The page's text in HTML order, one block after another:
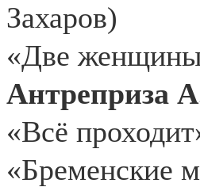
Захаров)
«Две
Антреприза
«Всё
«Бременские